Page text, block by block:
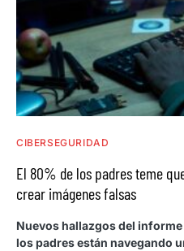
CIBERSEGURIDAD
El 80% de los padres teme
crear imágenes falsas
Nuevos hallazgos del
los padres están navegando